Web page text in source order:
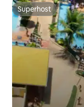
Superhost
Superhost